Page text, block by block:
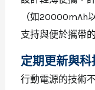
（如20000mAh
支持與便於攜帶
定期更新與
行動電源的技術